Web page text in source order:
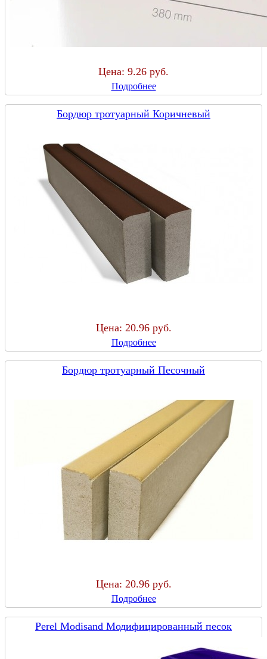
Цена: 9.26 руб.
Подробнее
Бордюр тротуарный Коричневый
Цена: 20.96 руб.
Подробнее
Бордюр тротуарный Песочный
Цена: 20.96 руб.
Подробнее
Perel Modisand Модифицированный песок